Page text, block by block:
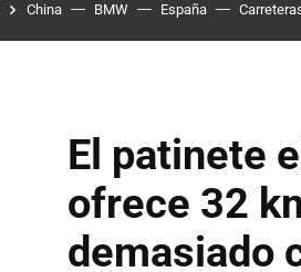
China BMW España
El patinete
ofrece 32
demasiado